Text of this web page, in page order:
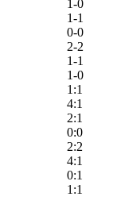
1-0
1-1
0-0
2-2
1-1
1-0
1:1
4:1
2:1
0:0
2:2
4:1
0:1
1:1